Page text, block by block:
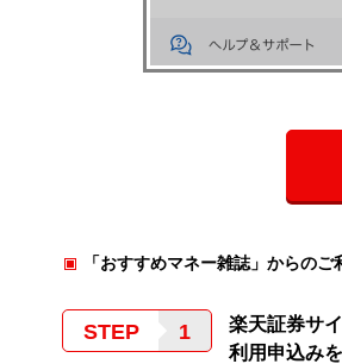
「おすすめマネー雑誌」からの
STEP
楽天証券サ
利用申込み